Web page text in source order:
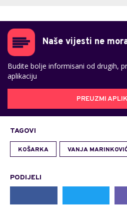
Naše vijesti ne
Budite bolje informisani od drugih,
aplikaciju
PREUZMI
TAGOVI
KOŠARKA VANJA
PODIJELI